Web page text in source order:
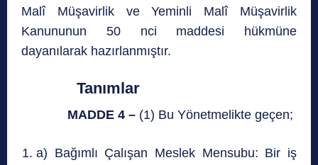
Malî Müşavirlik ve Yeminli Malî Müşavirlik
Kanununun 50 nci maddesi hükmüne
dayanılarak hazırlanmıştır.
Tanımlar
MADDE 4 – (1) Bu Yönetmelikte geçen;
a) Bağımlı Çalışan Meslek Mensubu: Bir iş